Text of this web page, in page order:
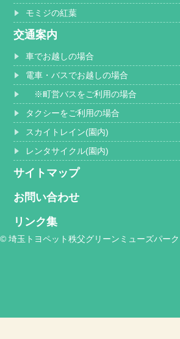
モミジの紅葉
交通案内
車でお越しの場合
電車・バスでお越しの場合
※町営バスをご利用の場合
タクシーをご利用の場合
スカイトレイン(園内)
レンタサイクル(園内)
サイトマップ
お問い合わせ
リンク集
© 埼玉トヨペット秩父グリーンミューズパーク